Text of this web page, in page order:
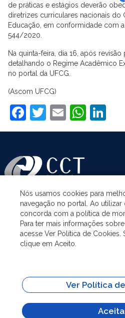
de práticas e estágios deverão
diretrizes curriculares nacionais do
Educação, em conformidade com a
544/2020.
Na quinta-feira, dia 16, após
detalhando o Regime Acadêmico
no portal da UFCG.
(Ascom UFCG)
Facebook
Twitter
Email
ASSUNTOS
ACESSO À INFORMAÇÃO
SITES IMPORTANTES
Nós usamos cookies para
navegação no portal. Ao
concorda com a política de
Para ter mais informações
acesse Ver Política de Cookies.
clique em Aceito.
Ver Política